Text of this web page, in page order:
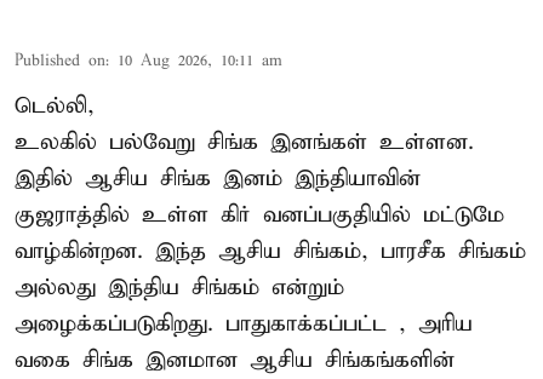
Published on: 10 Aug 2026, 10:11 am
டெல்லி,
உலகில் பல்வேறு சிங்க இனங்கள் உள்ளன.
இதில் ஆசிய சிங்க இனம் இந்தியாவின்
குஜராத்தில் உள்ள கிர் வனப்பகுதியில் மட்டுமே
வாழ்கின்றன. இந்த ஆசிய சிங்கம், பாரசீக சிங்கம்
அல்லது இந்திய சிங்கம் என்றும்
அழைக்கப்படுகிறது. பாதுகாக்கப்பட்ட , அரிய
வகை சிங்க இனமான ஆசிய சிங்கங்களின்